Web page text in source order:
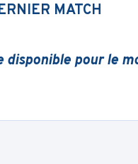
MATCH
disponible pour le